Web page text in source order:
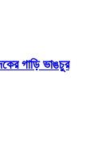
গাড়ি ভাঙচুর